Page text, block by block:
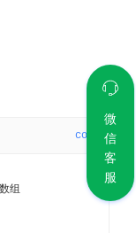
code
组
微
信
客
服